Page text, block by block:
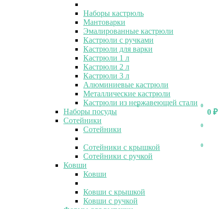
0
0 ₽
0
0
0
Наборы кастрюль
Мантоварки
Эмалированные кастрюли
Кастрюли с ручками
Кастрюли для варки
Кастрюли 1 л
Кастрюли 2 л
Кастрюли 3 л
Алюминиевые кастрюли
Металлические кастрюли
Кастрюли из нержавеющей стали
Наборы посуды
Сотейники
Сотейники
Сотейники с крышкой
Сотейники с ручкой
Ковши
Ковши
Ковши с крышкой
Ковши с ручкой